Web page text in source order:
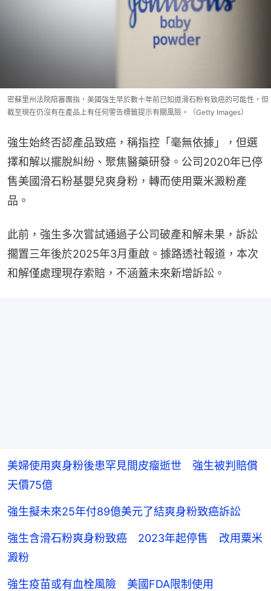
密蘇里州法院陪審團指，美國強生早於數十年前已知道滑石粉有致癌的可能性，但
截至現在仍沒有在產品上有任何警告標籤提示有關風險。（Getty Images）
強生始終否認產品致癌，稱指控「毫無依據」，但選
擇和解以擺脫糾紛、聚焦醫藥研發。公司2020年已停
售美國滑石粉基嬰兒爽身粉，轉而使用粟米澱粉產
品。
此前，強生多次嘗試通過子公司破產和解未果，訴訟
擱置三年後於2025年3月重啟。據路透社報道，本次
和解僅處理現存索賠，不涵蓋未來新增訴訟。
美婦使用爽身粉後患罕見間皮瘤逝世 強生被判賠償
天價75億
強生擬未來25年付89億美元了結爽身粉致癌訴訟
強生含滑石粉爽身粉致癌 2023年起停售 改用粟米
澱粉
強生疫苗或有血栓風險 美國FDA限制使用